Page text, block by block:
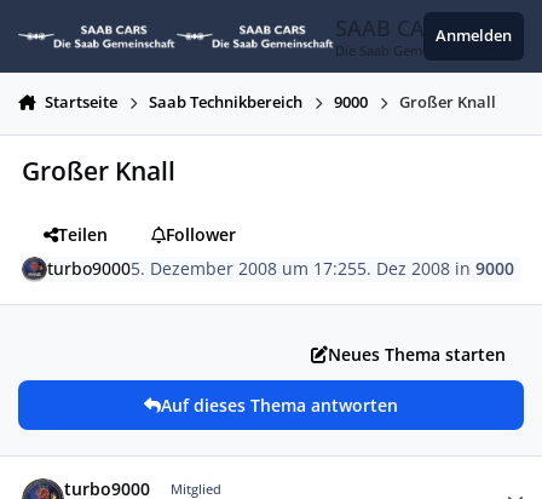
SAAB CARS
Die Saab Gemeinschaft
Anmelden
Startseite Saab Technikbereich 9000 Großer Knall
Großer Knall
Teilen
Follower
turbo90005. Dezember 2008 um 17:255. Dez 2008 in9000
Neues Thema starten
Auf dieses Thema antworten
turbo9000 Mitglied